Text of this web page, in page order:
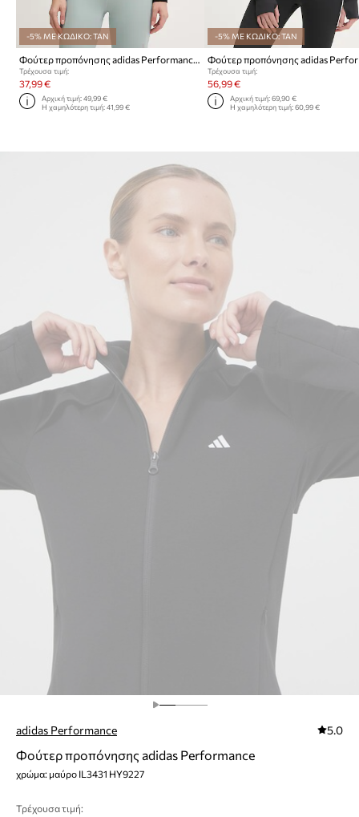
-5% ΜΕ ΚΩΔΙΚΟ: TAN
Φούτερ προπόνησης adidas Performance
Τρέχουσα τιμή:
37,99 €
Αρχική τιμή:49,99 €
Η χαμηλότερη τιμή:41,99 €
-5% ΜΕ ΚΩΔΙΚΟ: TAN
Τρέχουσα τιμή:
56,99 €
Αρχική τιμή: 69,90 €
Η χαμηλότερη τιμή: 60,99 €
adidas Performance 5.0
Φούτερ προπόνησης adidas Performance
χρώμα: μαύρο IL3431 HY9227
Τρέχουσα τιμή: